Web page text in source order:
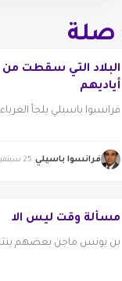
صلة
البلاد التي سقطت من
أياديهم
فرانسوا باسيلي يلجأ
فرانسوا باسيلي 25 سبتمبر 2018
مسألة وقت ليس الا
بن يونس ماجن بعضهم